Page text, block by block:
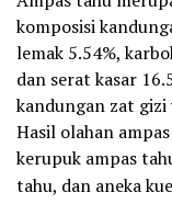
komposisi
lemak 5.54%,
dan serat kasar
kandungan zat
Hasil olahan
kerupuk ampas
tahu, dan aneka